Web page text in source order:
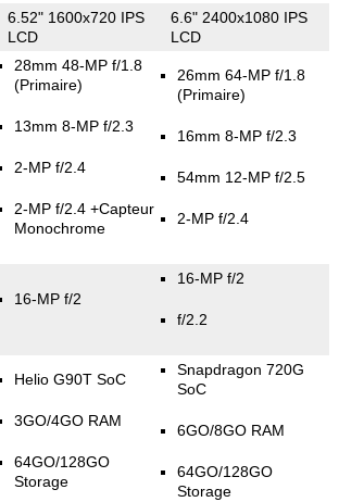
6.52" 1600x720 IPS
LCD
6.6" 2400x1080 IPS
LCD
28mm 48-MP f/1.8
(Primaire)
13mm 8-MP f/2.3
2-MP f/2.4
2-MP f/2.4 +Capteur
Monochrome
26mm 64-MP f/1.8
(Primaire)
16mm 8-MP f/2.3
54mm 12-MP f/2.5
2-MP f/2.4
16-MP f/2
16-MP f/2
f/2.2
Helio G90T SoC
3GO/4GO RAM
64GO/128GO
Storage
Snapdragon 720G
SoC
6GO/8GO RAM
64GO/128GO
Storage